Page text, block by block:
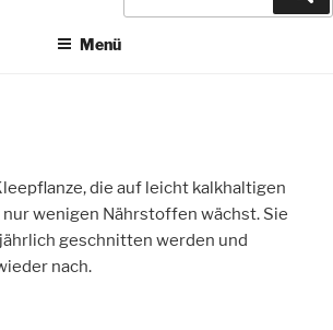
Menü
die auf leicht kalkhaltigen
wenigen Nährstoffen wächst. Sie
geschnitten werden und
nach.